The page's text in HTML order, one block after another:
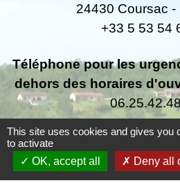
24430 Coursac -
+33 5 53 54
Téléphone pour les
dehors des horaires
This site uses cookies and gives you
to activate
OK, accept all
Deny all